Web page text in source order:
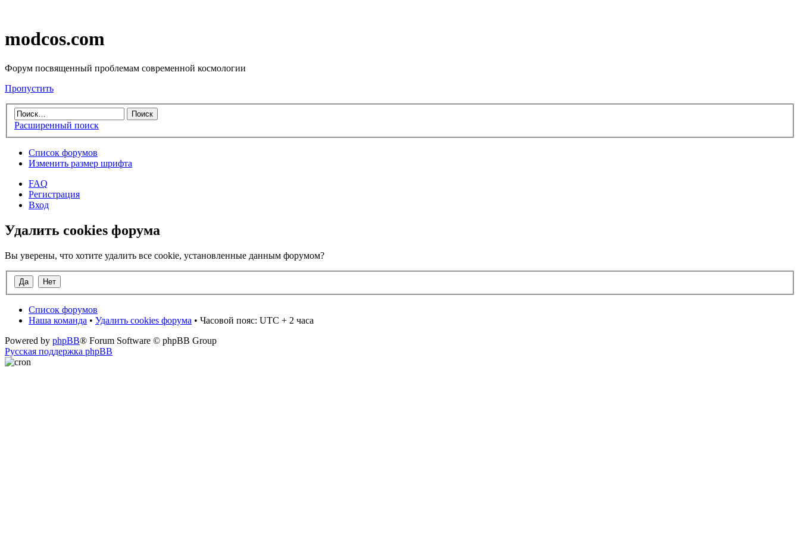
modcos.com
Форум посвященный проблемам современной космологии
Пропустить
Расширенный поиск
Список форумов
Изменить размер шрифта
FAQ
Регистрация
Вход
Удалить cookies форума
Вы уверены, что хотите удалить все cookie, установленные данным форумом?
Список форумов
Наша команда • Удалить cookies форума • Часовой пояс: UTC + 2 часа
Powered by phpBB® Forum Software © phpBB Group
Русская поддержка phpBB